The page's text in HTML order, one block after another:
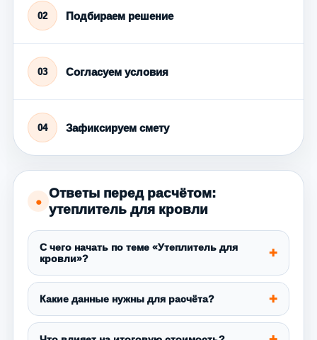
02 Подбираем решение
03 Согласуем условия
04 Зафиксируем смету
●
Ответы перед расчётом:
утеплитель для кровли
С чего начать по теме «Утеплитель для
кровли»?
Какие данные нужны для расчёта?